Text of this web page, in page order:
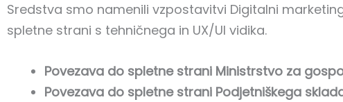
Sredstva smo namenili vzpostavitvi Digitalni
spletne strani s tehničnega in UX/UI vidika.
Povezava do spletne strani Ministrstvo za
Povezava do spletne strani Podjetniškega